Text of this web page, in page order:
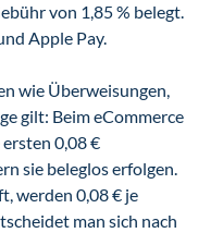
von 1,85 % belegt.
Apple Pay.
wie Überweisungen,
gilt: Beim eCommerce
0,08 €
sie beleglos erfolgen.
werden 0,08 € je
man sich nach